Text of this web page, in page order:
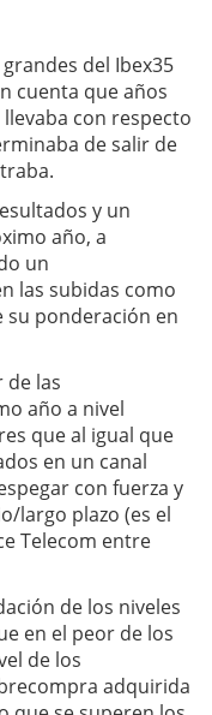
del Ibex35
cuenta que años
con respecto
de salir de
y un
año, a
un
las subidas como
su ponderación en
de las
año a nivel
que al igual que
en un canal
con fuerza y
largo plazo (es el
Telecom entre
de los niveles
en el peor de los
de los
adquirida